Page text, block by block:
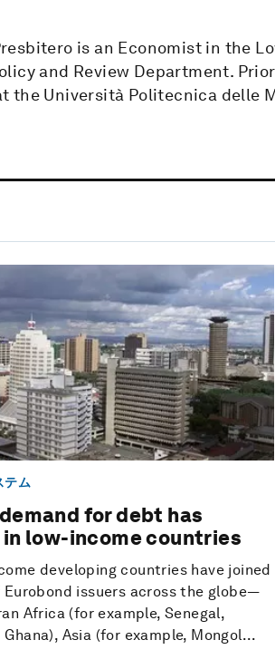
is an Economist in the
and Review Department.
the Università Politecnica delle
テム
for debt has
in low-income countries
developing countries have joined
issuers across the globe—
Africa (for example, Senegal,
Asia (for example, Mongol...